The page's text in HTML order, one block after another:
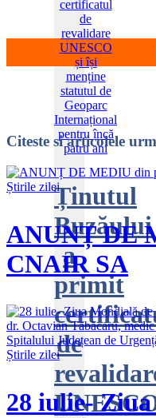
Ținutul
Buzăului
a
primit
de
Citeste si articolele
Știrile zilei
ANUNȚ DE
CNAIR SA
Știrile zilei
28 iulie-